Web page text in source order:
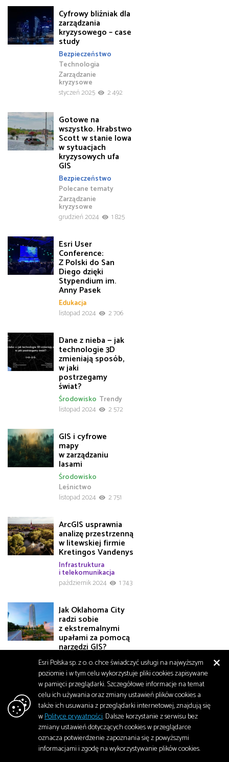
Cyfrowy bliźniak dla
zarządzania
kryzysowego – case
study
Bezpieczeństwo
Technologia
Zarządzanie
kryzysowe
styczeń 2025
2 492
Gotowe na
wszystko. Hrabstwo
Scott w stanie Iowa
w sytuacjach
kryzysowych ufa
GIS
Bezpieczeństwo
Polecane tematy
Zarządzanie
kryzysowe
grudzień 2024
1 825
Esri User
Conference:
Z Polski do San
Diego dzięki
Stypendium im.
Anny Pasek
Edukacja
listopad 2024
2 706
Dane z nieba — jak
technologie 3D
zmieniają sposób,
w jaki
postrzegamy
świat?
Środowisko Trendy
listopad 2024
2 572
GIS i cyfrowe
mapy
w zarządzaniu
lasami
Leśnictwo
Środowisko
listopad 2024
2 751
ArcGIS usprawnia
analizę przestrzenną
w litewskiej firmie
Kretingos Vandenys
Infrastruktura
i telekomunikacja
październik 2024
1 743
Jak Oklahoma City
radzi sobie
z ekstremalnymi
upałami za pomocą
narzędzi GIS?
Bezpieczeństwo
październik 2024
1 848
Na ratunek
waleniom
biskajskim: morskie
planowanie
przestrzenne
Środowisko
Esri Polska sp. z o. o. chce świadczyć usługi na najwyższym
poziomie i w tym celu wykorzystuje pliki cookies zapisywane
w pamięci przeglądarki. Szczegółowe informacje na temat
celu ich używania oraz zmiany ustawień plików cookies a
także ich usuwania z przeglądarki internetowej, znajdują się
wPolityce prywatności. Dalsze korzystanie z serwisu bez
zmiany ustawień dotyczących cookies w przeglądarce
oznacza potwierdzenie zapoznania się z powyższymi
informacjami i zgodę na wykorzystywanie plików cookies.